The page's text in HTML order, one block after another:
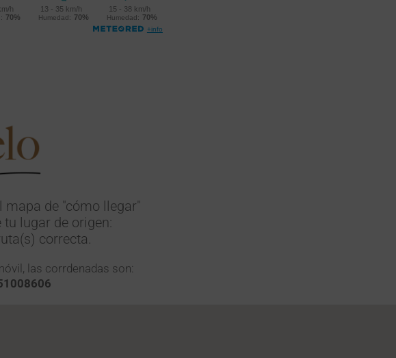
mapa de "cómo llegar"
lugar de origen:
correcta.
las corrdenadas son: